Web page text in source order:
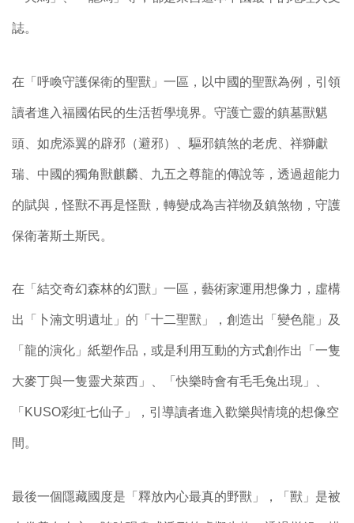
誌。
在「呼喚守護保衛的聖獸」一區，以中國的聖獸為例，引領
讀者進入福國佑民的生活哲學境界。守護亡靈的鎮墓獸魌
頭、如虎添翼的辟邪（避邪）、驅邪鎮煞的老虎、祥獅獻
瑞、中國的獨角獸麒麟、九五之尊龍的傳說等，透過超能力
的賦與，怪獸不再是怪獸，轉變成為吉祥物及鎮煞物，守護
保衛著斯土斯民。
在「結交奇幻森林的幻獸」一區，藝術家運用想像力，虛構
出「卜湳文明遺址」的「十二聖獸」，創造出「變色龍」及
「龍的演化」紙塑作品，或是利用互動的方式創作出「一隻
大麥丁與一隻靈犬萊西」、「快樂時會有毛毛兔出現」、
「KUSO彩虹七仙子」，引導讀者進入歡樂與情境的想像空
間。
最後一個隱藏國度是「釋放內心最真的野獸」，「獸」是被